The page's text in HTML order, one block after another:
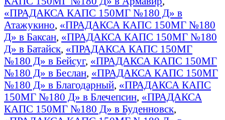
«ПРАДАКСА КАПС 150МГ №180 Д» в
Атажукино, «ПРАДАКСА КАПС 150МГ №180
Д» в Баксан, «ПРАДАКСА КАПС 150МГ №180
Д» в Батайск, «ПРАДАКСА КАПС 150МГ
№180 Д» в Бейсуг, «ПРАДАКСА КАПС 150МГ
№180 Д» в Беслан, «ПРАДАКСА КАПС 150МГ
№180 Д» в Благодарный, «ПРАДАКСА КАПС
150МГ №180 Д» в Блечепсин, «ПРАДАКСА
КАПС 150МГ №180 Д» в Буденновск,